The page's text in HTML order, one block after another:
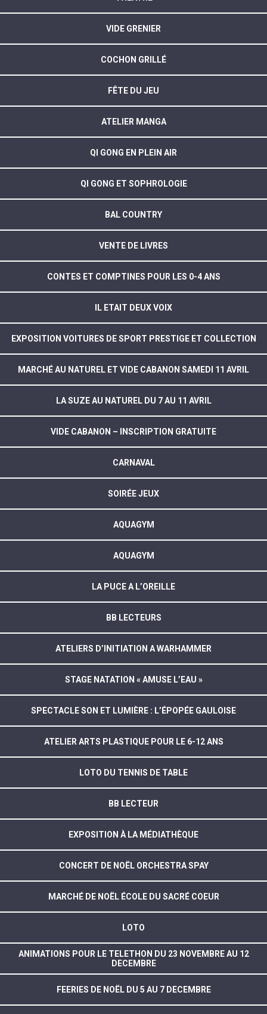
VIDE GRENIER
COCHON GRILLÉ
FÊTE DU JEU
ATELIER MANGA
QI GONG EN PLEIN AIR
QI GONG ET SOPHROLOGIE
BAL COUNTRY
VENTE DE LIVRES
CONTES ET COMPTINES POUR LES 0-4 ANS
IL ETAIT DEUX VOIX
EXPOSITION VOITURES DE SPORT PRESTIGE ET COLLECTION
MARCHÉ AU NATUREL ET VIDE CABANON SAMEDI 11 AVRIL
LA SUZE AU NATUREL DU 7 AU 11 AVRIL
VIDE CABANON – INSCRIPTION GRATUITE
CARNAVAL
SOIRÉE JEUX
AQUAGYM
AQUAGYM
LA PUCE A L’OREILLE
BB LECTEURS
ATELIERS D’INITIATION A WARHAMMER
STAGE NATATION « AMUSE L’EAU »
SPECTACLE SON ET LUMIÈRE : L’ÉPOPÉE GAULOISE
ATELIER ARTS PLASTIQUE POUR LE 6-12 ANS
LOTO DU TENNIS DE TABLE
BB LECTEUR
EXPOSITION À LA MÉDIATHÈQUE
CONCERT DE NOËL ORCHESTRA SPAY
MARCHÉ DE NOËL ÉCOLE DU SACRÉ COEUR
LOTO
ANIMATIONS POUR LE TELETHON DU 23 NOVEMBRE AU 12
DECEMBRE
FEERIES DE NOËL DU 5 AU 7 DECEMBRE